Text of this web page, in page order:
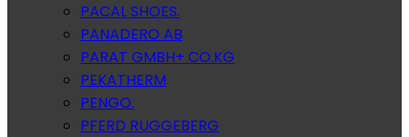
PACAL SHOES.
PANADERO AB
PARAT GMBH+ CO.KG
PEKATHERM
PENGO.
PFERD RUGGEBERG